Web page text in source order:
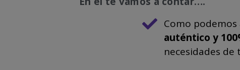
Como
auténtico y
necesidades de